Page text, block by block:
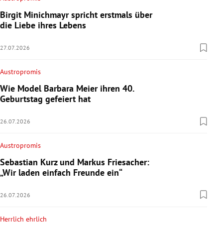
Birgit Minichmayr spricht erstmals über
die Liebe ihres Lebens
27.07.2026
Austropromis
Wie Model Barbara Meier ihren 40.
Geburtstag gefeiert hat
26.07.2026
Austropromis
Sebastian Kurz und Markus Friesacher:
„Wir laden einfach Freunde ein“
26.07.2026
Herrlich ehrlich